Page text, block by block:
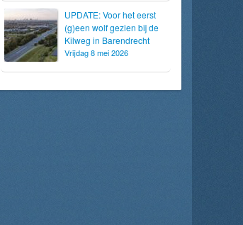
UPDATE: Voor het eerst
(g)een wolf gezien bij de
Kilweg in Barendrecht
Vrijdag 8 mei 2026